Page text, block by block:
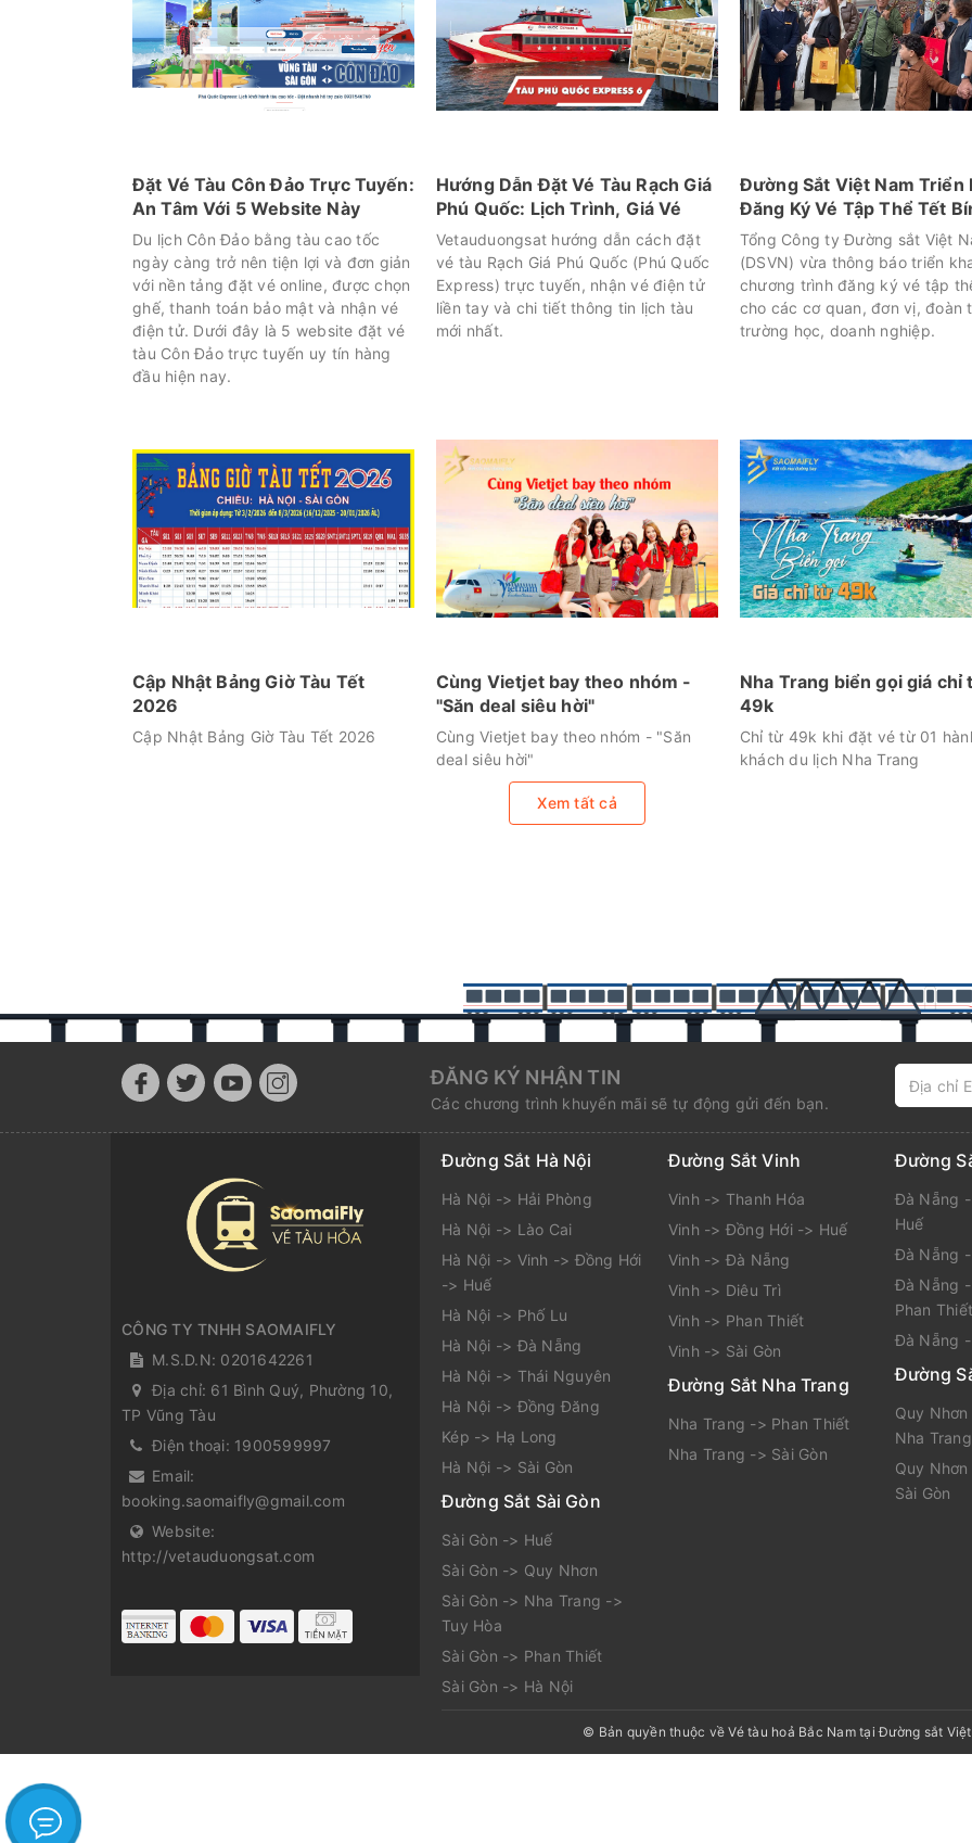
Đặt Vé Tàu Côn Đảo Trực Tuyến:
An Tâm Với 5 Website Này
Du lịch Côn Đảo bằng tàu cao tốc
ngày càng trở nên tiện lợi và đơn giản
với nền tảng đặt vé online, được chọn
ghế, thanh toán bảo mật và nhận vé
điện tử. Dưới đây là 5 website đặt vé
tàu Côn Đảo trực tuyến uy tín hàng
đầu hiện nay.
Hướng Dẫn Đặt Vé Tàu Rạch Giá
Phú Quốc: Lịch Trình, Giá Vé
Vetauduongsat hướng dẫn cách đặt
vé tàu Rạch Giá Phú Quốc (Phú Quốc
Express) trực tuyến, nhận vé điện tử
liền tay và chi tiết thông tin lịch tàu
mới nhất.
Đường Sắt Việt Nam Triển
Đăng Ký Vé Tập Thể Tết
Ngọ 2026
Tổng Công ty Đường sắt Việt
(DSVN) vừa thông báo triển
chương trình đăng ký vé tập
cho các cơ quan, đơn vị, đoàn
trường học, doanh nghiệp.
Cập Nhật Bảng Giờ Tàu Tết
2026
Cập Nhật Bảng Giờ Tàu Tết 2026
Cùng Vietjet bay theo nhóm -
"Săn deal siêu hời"
Cùng Vietjet bay theo nhóm - "Săn
deal siêu hời"
Nha Trang biển gọi giá chỉ
49k
Chỉ từ 49k khi đặt vé từ 01
khách du lịch Nha Trang
Xem tất cả
ĐĂNG KÝ NHẬN TIN
Các chương trình khuyến mãi sẽ tự động gửi đến bạn.
CÔNG TY TNHH SAOMAIFLY
M.S.D.N: 0201642261
Địa chỉ: 61 Bình Quý, Phường 10,
TP Vũng Tàu
Điện thoại: 1900599997
Email:
booking.saomaifly@gmail.com
Website:
http://vetauduongsat.com
Đường Sắt Hà Nội
Hà Nội -> Hải Phòng
Hà Nội -> Lào Cai
Hà Nội -> Vinh -> Đồng Hới
-> Huế
Hà Nội -> Phố Lu
Hà Nội -> Đà Nẵng
Hà Nội -> Thái Nguyên
Hà Nội -> Đồng Đăng
Kép -> Hạ Long
Hà Nội -> Sài Gòn
Đường Sắt Sài Gòn
Sài Gòn -> Huế
Sài Gòn -> Quy Nhơn
Sài Gòn -> Nha Trang ->
Tuy Hòa
Sài Gòn -> Phan Thiết
Sài Gòn -> Hà Nội
Đường Sắt Vinh
Vinh -> Thanh Hóa
Vinh -> Đồng Hới -> Huế
Vinh -> Đà Nẵng
Vinh -> Diêu Trì
Vinh -> Phan Thiết
Vinh -> Sài Gòn
Đường Sắt Nha Trang
Nha Trang -> Phan Thiết
Nha Trang -> Sài Gòn
Đường
Đà Nẵng
Huế
Đà Nẵng
Đà Nẵng
Phan Thiết
Đà Nẵng -
Đường
Quy
Nha Trang
Quy
Sài Gòn
© Bản quyền thuộc vềVé tàu hoả Bắc Nam tại Đường sắt